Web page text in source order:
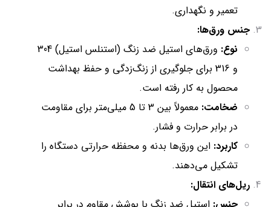
تعمیر و نگهداری.
جنس ورق‌ها:
نوع:
ورق‌های استیل ضد زنگ (استنلس استیل) 304
و 316 برای جلوگیری از زنگ‌زدگی و حفظ بهداشت
محصول به کار رفته است.
ضخامت:
معمولاً بین 3 تا 5 میلی‌متر برای مقاومت
در برابر حرارت و فشار.
کاربرد: این ورق‌ها بدنه و محفظه حرارتی دستگاه را
تشکیل می‌دهند.
ریل‌های انتقال: